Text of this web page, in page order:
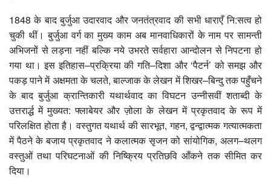
1848 के बाद बुर्जुआ उदारवाद और जनतंत्रवाद की सभी धाराएँ नि:सत्व हो
चुकी थीं। बुर्जुआ वर्ग का मुख्य काम अब मानवाधिकारों के नाम पर सामन्ती
अभिजनों से लड़ना नहीं बल्कि नये उभरते सर्वहारा आन्दोलन से निपटना हो
गया था। इस इतिहास–प्रक्रिया की गति–दिशा और ‘पैटर्न’ को समझ और
पकड़ पाने में अक्षमता के चलते, बाल्जाक के लेखन में शिखर–बिन्दु तक पहुँचने
के बाद बुर्जुआ क्रान्तिकारी यथार्थवाद का विघटन उन्नीसवीं शताब्दी के
उत्तरार्द्ध में मुख्यत: फ्लाबेयर और ज़ोला के लेखन में प्रकृतवाद के रूप में
परिलक्षित होता है। वस्तुगत यथार्थ की सारभूत, गहन, द्वन्द्वात्मक गत्यात्मकता
में पैठने के बजाय प्रकृतवाद ने कलात्मक सृजन को सांयोगिक, अलग–थलग
वस्तुओं तथा परिघटनाओं की निष्क्रिय प्रतिछवि आँकने तक सीमित कर
दिया।